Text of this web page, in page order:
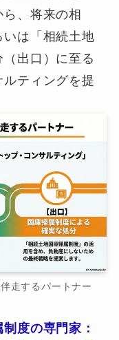
、将来の相
は「相続土地
出口）に至る
ルティングを提
走するパートナー
度の専門家：